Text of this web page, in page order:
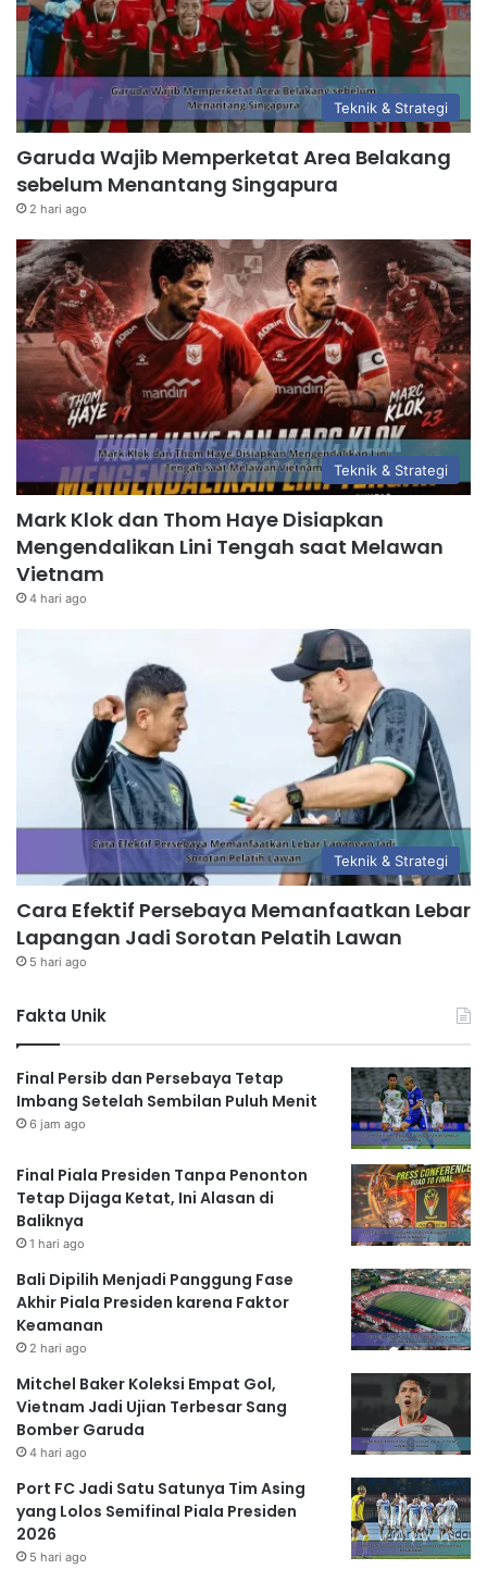
Teknik & Strategi
Garuda Wajib Memperketat Area Belakang
sebelum Menantang Singapura
2 hari ago
Teknik & Strategi
Mark Klok dan Thom Haye Disiapkan
Mengendalikan Lini Tengah saat Melawan
Vietnam
4 hari ago
Teknik & Strategi
Cara Efektif Persebaya Memanfaatkan Lebar
Lapangan Jadi Sorotan Pelatih Lawan
5 hari ago
Fakta Unik
Final Persib dan Persebaya Tetap
Imbang Setelah Sembilan Puluh Menit
6 jam ago
Final Piala Presiden Tanpa Penonton
Tetap Dijaga Ketat, Ini Alasan di
Baliknya
1 hari ago
Bali Dipilih Menjadi Panggung Fase
Akhir Piala Presiden karena Faktor
Keamanan
2 hari ago
Mitchel Baker Koleksi Empat Gol,
Vietnam Jadi Ujian Terbesar Sang
Bomber Garuda
4 hari ago
Port FC Jadi Satu Satunya Tim Asing
yang Lolos Semifinal Piala Presiden
2026
5 hari ago